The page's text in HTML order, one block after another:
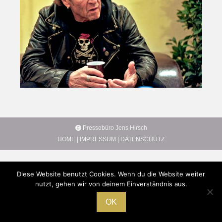
Pressebüro Jens Hirsch
HOME | IMPRESSUM | DATENSCHUTZ
Diese Website benutzt Cookies. Wenn du die Website weiter
nutzt, gehen wir von deinem Einverständnis aus.
OK